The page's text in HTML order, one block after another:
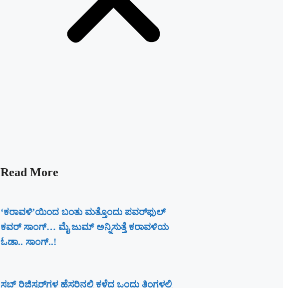
Read More
‘ಕರಾವಳಿ’ಯಿಂದ ಬಂತು ಮತ್ತೊಂದು ಪವರ್‌ಫುಲ್
ಕವರ್ ಸಾಂಗ್… ಮೈ ಜುಮ್ ಅನ್ನಿಸುತ್ತೆ ಕರಾವಳಿಯ
ಓಡಾ.. ಸಾಂಗ್‌..!
ಸಬ್ ರಿಜಿಸ್ಟರ್​ಗಳ ಹೆಸರಿನಲ್ಲಿ ಕಳೆದ ಒಂದು ತಿಂಗಳಲ್ಲಿ